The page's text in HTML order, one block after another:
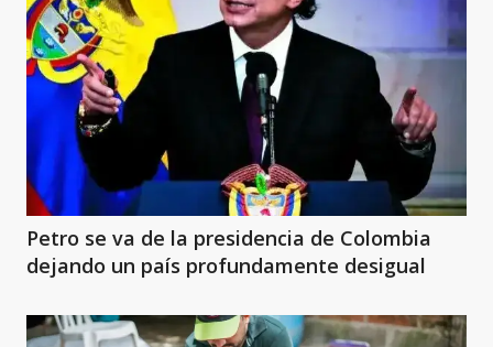
Petro se va de la presidencia de Colombia
dejando un país profundamente desigual